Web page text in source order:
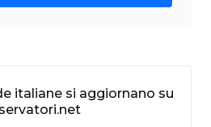
italiane si aggiornano su